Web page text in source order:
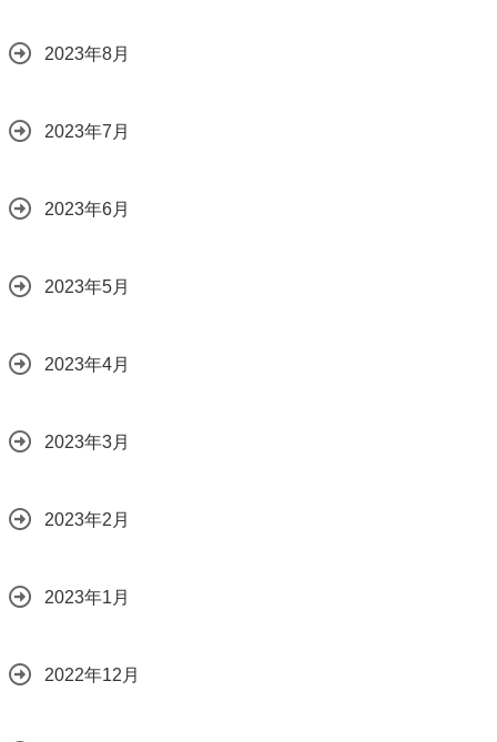
2023年8月
2023年7月
2023年6月
2023年5月
2023年4月
2023年3月
2023年2月
2023年1月
2022年12月